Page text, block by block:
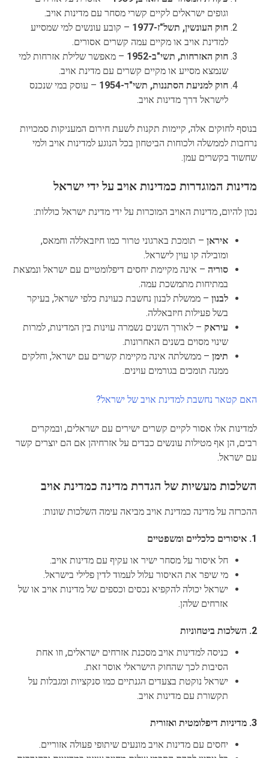
וגופים ישראלים לקיים קשרי מסחר עם מדינות אויב.
חוק העונשין, תשל"ז-1977
– קובע עונשים למי שמסייע
למדינת אויב או מקיים עמה קשרים אסורים.
חוק האזרחות, תשי"ב-1952
– מאפשר שלילת אזרחות למי
שנמצא מסייע או מקיים קשרים עם מדינת אויב.
חוק למניעת הסתננות, תשי"ד-1954
– עוסק במי שנכנס
לישראל דרך מדינות אויב.
בנוסף לחוקים אלה, קיימות תקנות לשעת חירום המעניקות סמכויות
נרחבות לממשלה ולכוחות הביטחון בכל הנוגע למדינות אויב ולמי
שחשוד בקשרים עמן.
מדינות המוגדרות כמדינות אויב על ידי ישראל
נכון להיום, מדינות האויב המוכרות על ידי מדינת ישראל כוללות:
איראן – תומכת בארגוני טרור כמו חיזבאללה וחמאס,
ומובילה קו עוין לישראל.
סוריה – אינה מקיימת יחסים דיפלומטיים עם ישראל ונמצאת
במתיחות מתמשכת עמה.
לבנון – ממשלת לבנון נחשבת כעוינת כלפי ישראל, בעיקר
בשל פעילות חיזבאללה.
עיראק – לאורך השנים נשמרה עוינות בין המדינות, למרות
שינוי מסוים בשנים האחרונות.
תימן – ממשלתה אינה מקיימת קשרים עם ישראל, וחלקים
ממנה תומכים בגורמים עוינים.
האם קטאר נחשבת למדינת אויב של ישראל?
למדינות אלו אסור לקיים קשרים ישירים עם ישראלים, ובמקרים
רבים, הן אף מטילות עונשים כבדים על אזרחיהן אם הם יוצרים קשר
עם ישראל.
השלכות מעשיות של הגדרת מדינה כמדינת אויב
ההכרזה על מדינה כמדינת אויב מביאה עימה השלכות שונות:
1. איסורים כלכליים ומשפטיים
חל איסור על מסחר ישיר או עקיף עם מדינות אויב.
מי שיפר את האיסור עלול לעמוד לדין פלילי בישראל.
ישראל יכולה להקפיא נכסים וכספים של מדינות אויב או של
אזרחים שלהן.
2. השלכות ביטחוניות
כניסה למדינות אויב מסכנת אזרחים ישראלים, וזו אחת
הסיבות לכך שהחוק הישראלי אוסר זאת.
ישראל נוקטת בצעדים הגנתיים כמו סנקציות ומגבלות על
תקשורת עם מדינות אויב.
3. מדיניות דיפלומטית ואזורית
יחסים עם מדינות אויב מונעים שיתופי פעולה אזוריים.